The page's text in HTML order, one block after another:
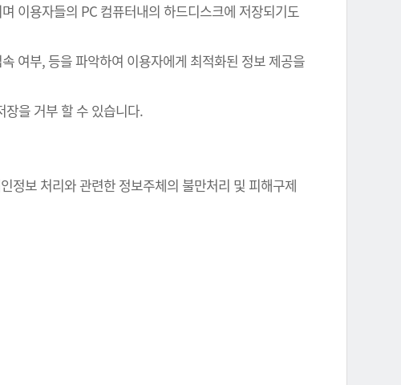
이용자들의 PC 컴퓨터내의 하드디스크에 저장되기도
여부, 등을 파악하여 이용자에게 최적화된 정보 제공을
장을 거부 할 수 있습니다.
정보 처리와 관련한 정보주체의 불만처리 및 피해구제